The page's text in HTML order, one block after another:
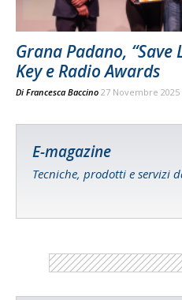
Grana Padano,
Key e Radio Awards
Di Francesca Baccino 27 Novembre 2025
E-magazine
Tecniche, prodotti e servizi